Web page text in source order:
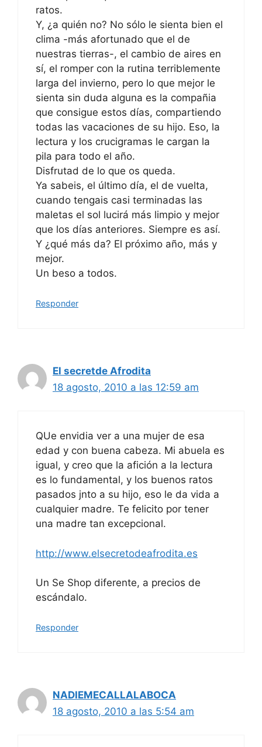
ratos.
Y, ¿a quién no? No sólo le sienta bien el
clima -más afortunado que el de
nuestras tierras-, el cambio de aires en
sí, el romper con la rutina terriblemente
larga del invierno, pero lo que mejor le
sienta sin duda alguna es la compañia
que consigue estos días, compartiendo
todas las vacaciones de su hijo. Eso, la
lectura y los crucigramas le cargan la
pila para todo el año.
Disfrutad de lo que os queda.
Ya sabeis, el último día, el de vuelta,
cuando tengais casi terminadas las
maletas el sol lucirá más limpio y mejor
que los días anteriores. Siempre es así.
Y ¿qué más da? El próximo año, más y
mejor.
Un beso a todos.
Responder
El secretde Afrodita
18 agosto, 2010 a las 12:59 am
QUe envidia ver a una mujer de esa
edad y con buena cabeza. Mi abuela es
igual, y creo que la afición a la lectura
es lo fundamental, y los buenos ratos
pasados jnto a su hijo, eso le da vida a
cualquier madre. Te felicito por tener
una madre tan excepcional.
http://www.elsecretodeafrodita.es
Un Se Shop diferente, a precios de
escándalo.
Responder
NADIEMECALLALABOCA
18 agosto, 2010 a las 5:54 am